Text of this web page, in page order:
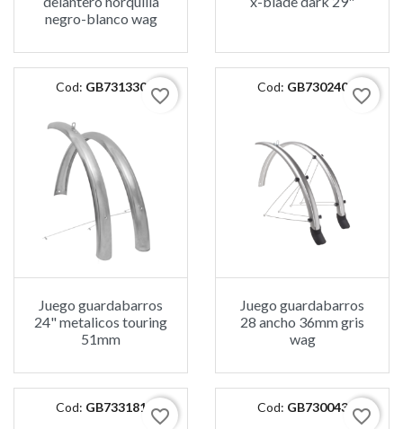
negro-blanco wag
Cod: GB731330 favorite_border
Juego guardabarros
24" metalicos touring
51mm
Cod: GB730240 favorite_border
Juego guardabarros
28 ancho 36mm gris
wag
Cod: GB733181 favorite_border Cod: GB730043 favorite_border